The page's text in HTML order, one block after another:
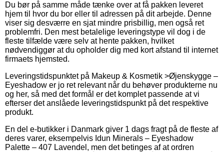
Du bør på samme måde tænke over at få pakken leveret
hjem til hvor du bor eller til adressen på dit arbejde. Denne
viser sig desværre en sjat mindre prisbillig, men også ret
problemfri. Den mest betalelige leveringstype vil dog i de
fleste tilfælde være selv at hente pakken, hvilket
nødvendiggør at du opholder dig med kort afstand til internet
firmaets hjemsted.
Leveringstidspunktet på Makeup & Kosmetik >Øjenskygge –
Eyeshadow er jo ret relevant når du behøver produkterne nu
og her, så med det formål er det komplet passende at vi
efterser det anslåede leveringstidspunkt på det respektive
produkt.
En del e-butikker i Danmark giver 1 dags fragt på de fleste af
deres varer, eksempelvis Idun Minerals – Eyeshadow
Palette – 407 Lavendel, men det betinges af at ordren